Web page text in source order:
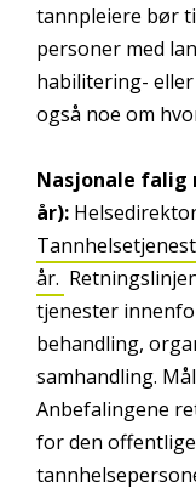
tannpleiere bør
personer med
habilitering-
også noe om
Nasjonale falig
år):
år.
tjenester
behandling,
samhandling.
Anbefalingene
for den